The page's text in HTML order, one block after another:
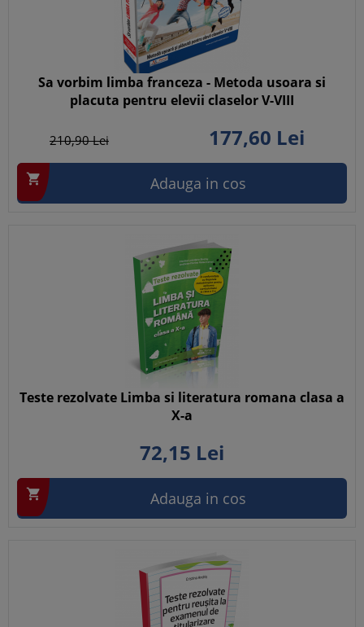
Sa vorbim limba franceza - Metoda usoara si
placuta pentru elevii claselor V-VIII
210,90Lei 177,60 Lei
 Adauga in cos
Teste rezolvate Limba si literatura romana clasa a
X-a
72,15 Lei
 Adauga in cos